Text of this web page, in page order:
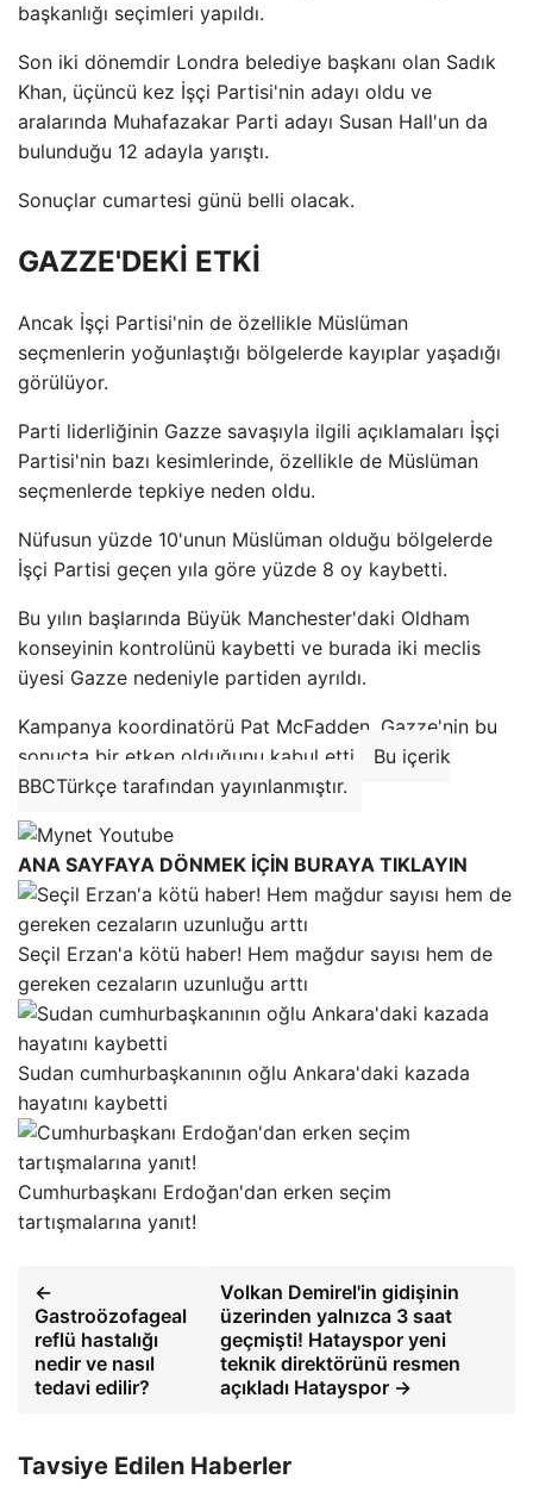
başkanlığı seçimleri yapıldı.
Son iki dönemdir Londra belediye başkanı olan Sadık
Khan, üçüncü kez İşçi Partisi'nin adayı oldu ve
aralarında Muhafazakar Parti adayı Susan Hall'un da
bulunduğu 12 adayla yarıştı.
Sonuçlar cumartesi günü belli olacak.
GAZZE'DEKİ ETKİ
Ancak İşçi Partisi'nin de özellikle Müslüman
seçmenlerin yoğunlaştığı bölgelerde kayıplar yaşadığı
görülüyor.
Parti liderliğinin Gazze savaşıyla ilgili açıklamaları İşçi
Partisi'nin bazı kesimlerinde, özellikle de Müslüman
seçmenlerde tepkiye neden oldu.
Nüfusun yüzde 10'unun Müslüman olduğu bölgelerde
İşçi Partisi geçen yıla göre yüzde 8 oy kaybetti.
Bu yılın başlarında Büyük Manchester'daki Oldham
konseyinin kontrolünü kaybetti ve burada iki meclis
üyesi Gazze nedeniyle partiden ayrıldı.
Kampanya koordinatörü Pat McFadden, Gazze'nin bu
sonuçta bir etken olduğunu kabul etti.
Bu içerik
BBCTürkçe tarafından yayınlanmıştır.
ANA SAYFAYA DÖNMEK İÇİN BURAYA TIKLAYIN
Seçil Erzan'a kötü haber! Hem mağdur sayısı hem de
gereken cezaların uzunluğu arttı
Sudan cumhurbaşkanının oğlu Ankara'daki kazada
hayatını kaybetti
Cumhurbaşkanı Erdoğan'dan erken seçim
tartışmalarına yanıt!
←
Gastroözofageal
reflü hastalığı
nedir ve nasıl
tedavi edilir?
Volkan Demirel'in gidişinin
üzerinden yalnızca 3 saat
geçmişti! Hatayspor yeni
teknik direktörünü resmen
açıkladı Hatayspor →
Tavsiye Edilen Haberler